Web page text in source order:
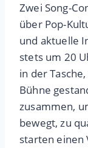
Zwei Song-
über Pop-
und aktuelle
stets um 20
in der
Bühne
zusammen,
bewegt, zu
starten einen